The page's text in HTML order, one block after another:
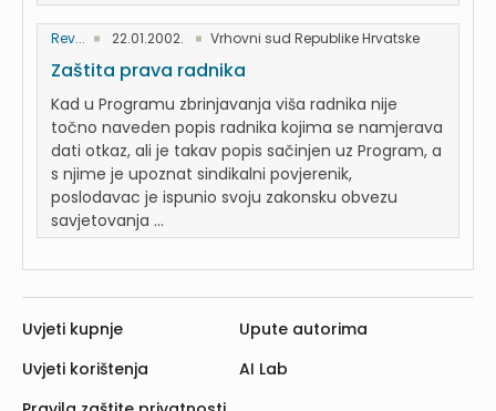
Rev... 22.01.2002. Vrhovni sud Republike Hrvatske
Zaštita prava radnika
Kad u Programu zbrinjavanja viša radnika nije
točno naveden popis radnika kojima se namjerava
dati otkaz, ali je takav popis sačinjen uz Program, a
s njime je upoznat sindikalni povjerenik,
poslodavac je ispunio svoju zakonsku obvezu
savjetovanja ...
Uvjeti kupnje
Uvjeti korištenja
Upute autorima
AI Lab